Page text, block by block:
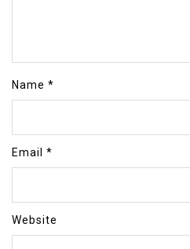
Name *
Email *
Website